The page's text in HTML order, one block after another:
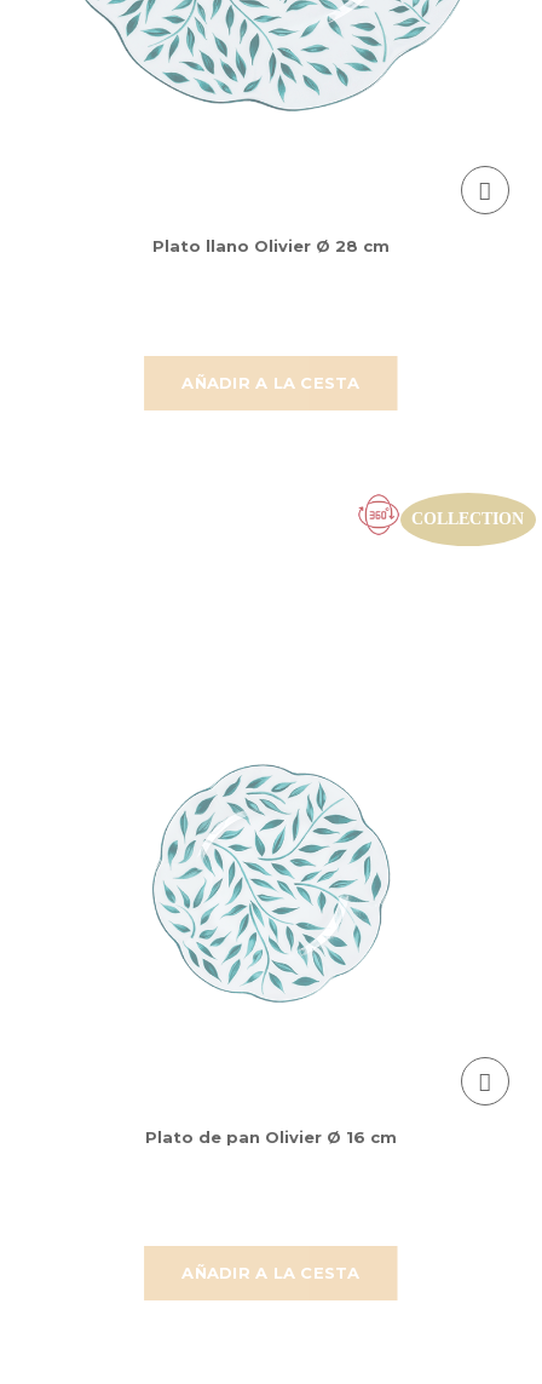
AÑADIR A LA CESTA
Plato llano Olivier Ø 28 cm
AÑADIR A LA CESTA
Plato de pan Olivier Ø 16 cm